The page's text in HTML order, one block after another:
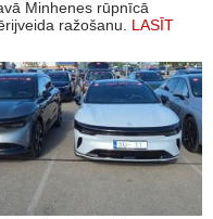
Minhenes rūpnīcā
ražošanu. LASĪT